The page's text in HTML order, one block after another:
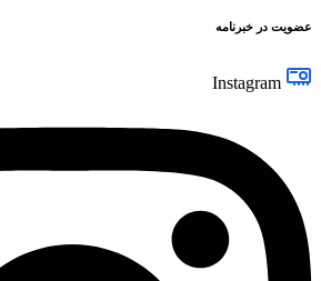
عضویت در خبرنامه
Instagram